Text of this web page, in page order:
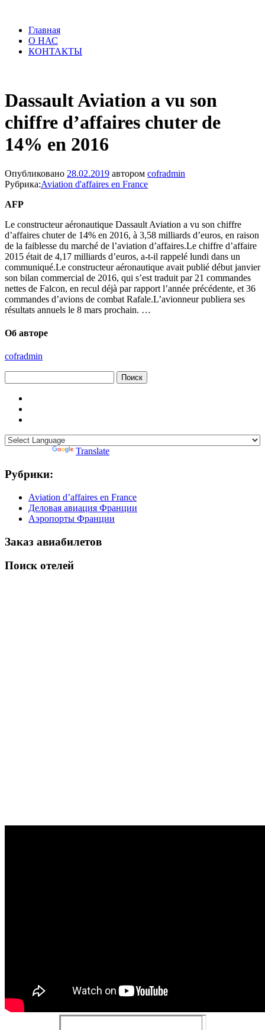
Главная
О НАС
КОНТАКТЫ
Dassault Aviation a vu son
chiffre d’affaires chuter de
14% en 2016
Опубликовано 28.02.2019 автором cofradmin
Рубрика:Aviation d'affaires en France
AFP
Le constructeur aéronautique Dassault Aviation a vu son chiffre
d’affaires chuter de 14% en 2016, à 3,58 milliards d’euros, en raison
de la faiblesse du marché de l’aviation d’affaires.Le chiffre d’affaire
2015 était de 4,17 milliards d’euros, a-t-il rappelé lundi dans un
communiqué.Le constructeur aéronautique avait publié début janvier
son bilan commercial de 2016, qui s’est traduit par 21 commandes
nettes de Falcon, en recul déjà par rapport l’année précédente, et 36
commandes d’avions de combat Rafale.L’avionneur publiera ses
résultats annuels le 8 mars prochain. …
Об авторе
cofradmin
Translate
Рубрики:
Aviation d’affaires en France
Деловая авиация Франции
Аэропорты Франции
Заказ авиабилетов
Поиск отелей